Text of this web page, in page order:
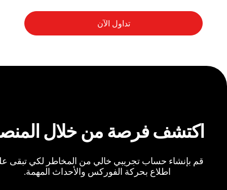
اكتشف فرصة من خلال
قم بإنشاء حساب تجريبي خالي من المخاطر لكي تبقى
اطلاع بحركة الفوركس والأحداث المهمة.